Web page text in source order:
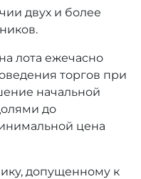
двух и более
лота ежечасно
торгов при
начальной
до
цена
допущенному к